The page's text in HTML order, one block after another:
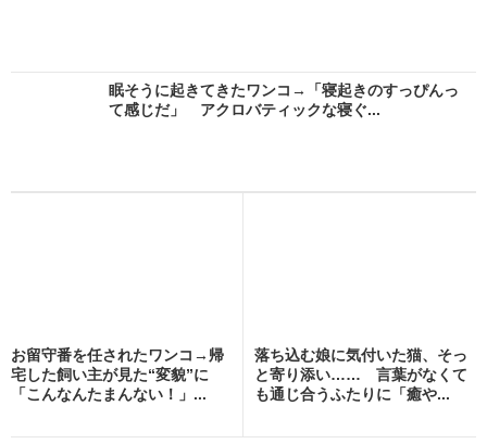
眠そうに起きてきたワンコ→「寝起きのすっぴんっ
て感じだ」 アクロバティックな寝ぐ...
お留守番を任されたワンコ→帰
宅した飼い主が見た“変貌”に
「こんなんたまんない！」...
落ち込む娘に気付いた猫、そっ
と寄り添い…… 言葉がなくて
も通じ合うふたりに「癒や...